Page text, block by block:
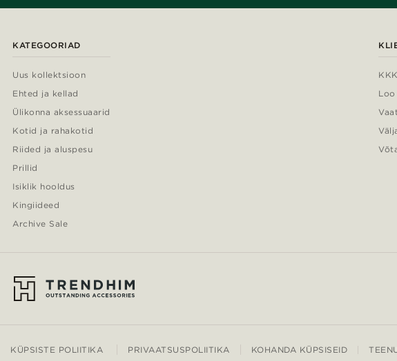
KATEGOORIAD
Uus kollektsioon
Ehted ja kellad
Ülikonna aksessuaarid
Kotid ja rahakotid
Riided ja aluspesu
Prillid
Isiklik hooldus
Kingiideed
Archive Sale
KKK
KÜPSISTE POLIITIKA PRIVAATSUSPOLIITIKA KOHANDA KÜPSISEID